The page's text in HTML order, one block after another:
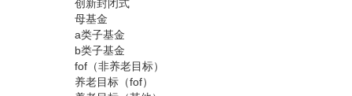
创新封闭式
母基金
a类子基金
b类子基金
fof（非养老目标）
养老目标（fof）